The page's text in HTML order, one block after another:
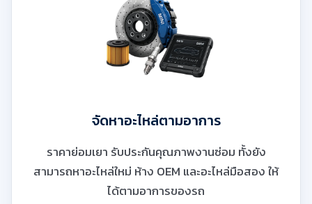
จัดหาอะไหล่ตามอาการ
ราคาย่อมเยา รับประกันคุณภาพงานซ่อม ทั้งยัง
สามารถหาอะไหล่ใหม่ ห้าง OEM และอะไหล่มือสอง ให้
ได้ตามอาการของรถ